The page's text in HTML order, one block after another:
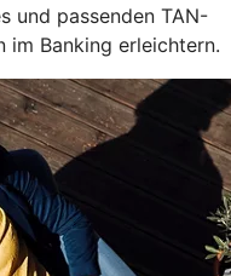
und passenden TAN-
im Banking erleichtern.